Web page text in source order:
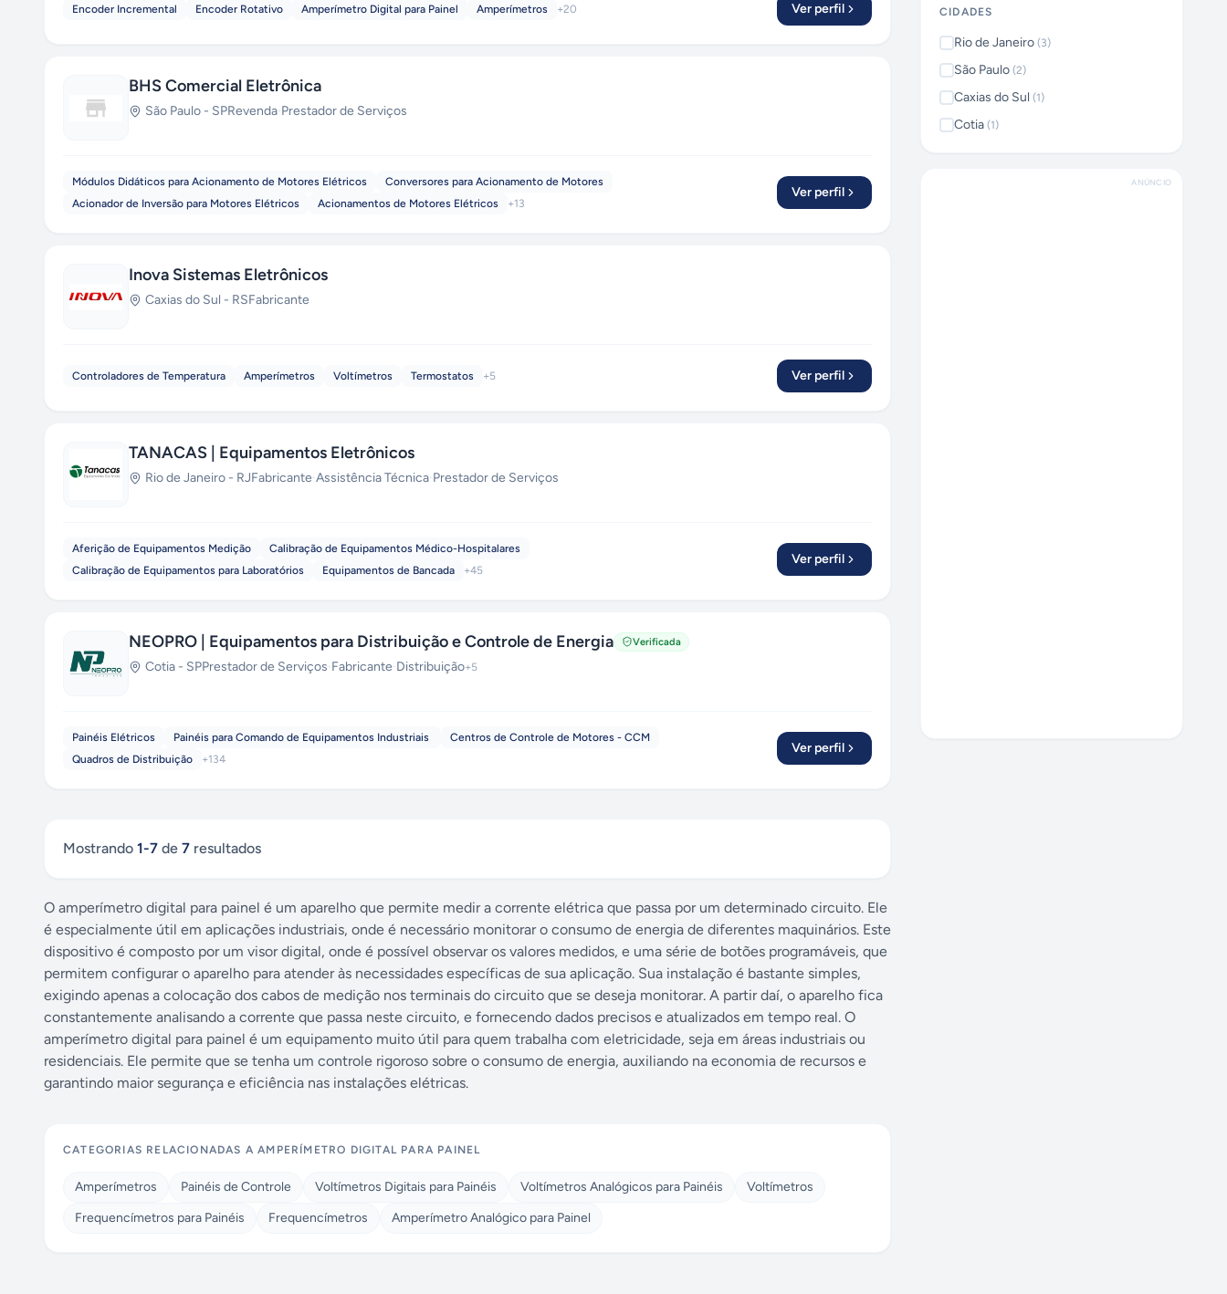
Encoder Incremental Encoder Rotativo Amperímetro Digital para Painel Amperímetros +20 Ver perfil
BHS Comercial Eletrônica
São Paulo - SPRevenda·Prestador de Serviços
Módulos Didáticos para Acionamento de Motores Elétricos
Conversores para Acionamento de Motores
Acionador de Inversão para Motores Elétricos
Acionamentos de Motores Elétricos +13
Ver perfil
Inova Sistemas Eletrônicos
Caxias do Sul - RSFabricante
Controladores de Temperatura Amperímetros Voltímetros Termostatos +5 Ver perfil
TANACAS | Equipamentos Eletrônicos
Rio de Janeiro - RJFabricante·Assistência Técnica·Prestador de Serviços
Aferição de Equipamentos Medição
Calibração de Equipamentos Médico-Hospitalares
Calibração de Equipamentos para Laboratórios
Equipamentos de Bancada +45
Ver perfil
NEOPRO | Equipamentos para Distribuição e Controle de Energia Verificada
Cotia - SPPrestador de Serviços·Fabricante·Distribuição+5
Painéis Elétricos Painéis para Comando de Equipamentos Industriais
Centros de Controle de Motores - CCM
Quadros de Distribuição
+134
Ver perfil
Mostrando 1-7 de 7 resultados
O amperímetro digital para painel é um aparelho que permite medir a corrente elétrica que passa por um determinado circuito. Ele
é especialmente útil em aplicações industriais, onde é necessário monitorar o consumo de energia de diferentes maquinários. Este
dispositivo é composto por um visor digital, onde é possível observar os valores medidos, e uma série de botões programáveis, que
permitem configurar o aparelho para atender às necessidades específicas de sua aplicação. Sua instalação é bastante simples,
exigindo apenas a colocação dos cabos de medição nos terminais do circuito que se deseja monitorar. A partir daí, o aparelho fica
constantemente analisando a corrente que passa neste circuito, e fornecendo dados precisos e atualizados em tempo real. O
amperímetro digital para painel é um equipamento muito útil para quem trabalha com eletricidade, seja em áreas industriais ou
residenciais. Ele permite que se tenha um controle rigoroso sobre o consumo de energia, auxiliando na economia de recursos e
garantindo maior segurança e eficiência nas instalações elétricas.
CATEGORIAS RELACIONADAS AAMPERÍMETRO DIGITAL PARA PAINEL
Amperímetros Painéis de Controle Voltímetros Digitais para Painéis Voltímetros Analógicos para Painéis
Voltímetros
Frequencímetros para Painéis
Frequencímetros Amperímetro Analógico para Painel
CIDADES
Rio de Janeiro (3)
São Paulo (2)
Caxias do Sul (1)
Cotia (1)
ANÚNCIO